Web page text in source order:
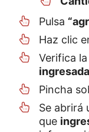
Pulsa
Haz clic
Verifica la
ingresada
Pincha
Se abrirá
que